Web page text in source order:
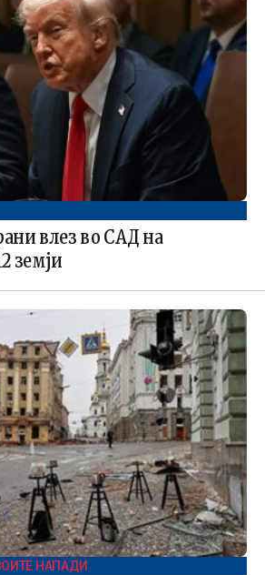
влез во САД на
земји
НАПАДИ